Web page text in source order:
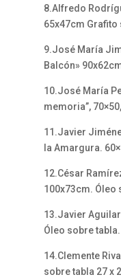
8.Alfredo
65x47cm Grafito
9.José María
Balcón»
10.José María
memoria”,
11.Javier
la Amargura.
12.César
100x73cm. Óleo
13.Javier
Óleo sobre tabla.
14.Clemente
sobre tabla 27 x